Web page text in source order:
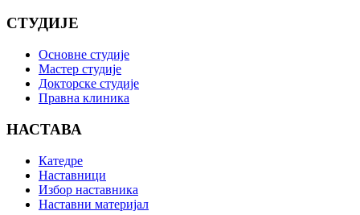
СТУДИЈЕ
Основне студије
Мастер студије
Докторске студије
Правна клиника
НАСТАВА
Катедре
Наставници
Избор наставника
Наставни материјал